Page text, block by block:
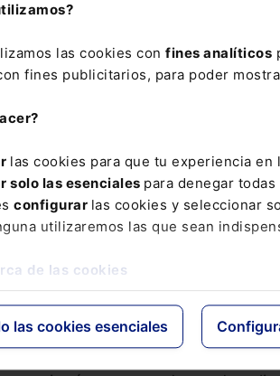
las cookies con fines analíticos
fines publicitarios, para poder
las cookies para que tu experiencia en
solo las esenciales para denegar
configurar las cookies y seleccionar
utilizaremos las que sean
de las cookies
las cookies esenciales
aplicación del sistema de
de los daños personales causados
970/2020, la mayoría de nuestros
el concepto “vehículo a motor”
en la circulación de vehículos
al denominado Baremo
.
también en que el uso de
eso sí con un carácter
recuerda por ejemplo que, por más